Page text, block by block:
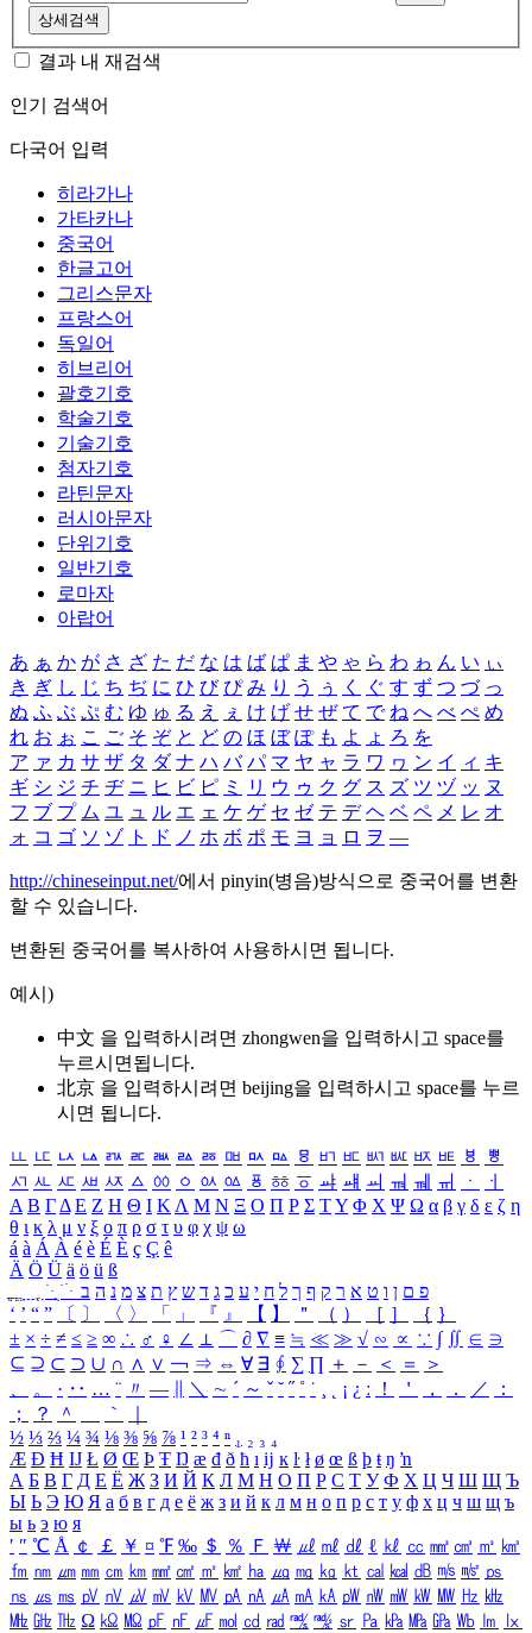
상세검색
결과 내 재검색
인기 검색어
다국어 입력
히라가나
가타카나
중국어
한글고어
그리스문자
프랑스어
독일어
히브리어
괄호기호
학술기호
기술기호
첨자기호
라틴문자
러시아문자
단위기호
일반기호
로마자
아랍어
あ ぁ か が さ ざ た だ な は ば ぱ ま や ゃ ら わ ゎ ん い ぃ
き ぎ し じ ち ぢ に ひ び ぴ み り う ぅ く ぐ す ず つ づ っ
ぬ ふ ぶ ぷ む ゆ ゅ る え ぇ け げ せ ぜ て で ね へ べ ぺ め
れ お ぉ こ ご そ ぞ と ど の ほ ぼ ぽ も よ ょ ろ を
ア ァ カ サ ザ タ ダ ナ ハ バ パ マ ヤ ャ ラ ワ ヮ ン イ ィ キ
ギ シ ジ チ ヂ ニ ヒ ビ ピ ミ リ ウ ゥ ク グ ス ズ ツ ヅ ッ ヌ
フ ブ プ ム ユ ュ ル エ ェ ケ ゲ セ ゼ テ デ ヘ ベ ペ メ レ オ
ォ コ ゴ ソ ゾ ト ド ノ ホ ボ ポ モ ヨ ョ ロ ヲ ―
http://chineseinput.net/에서 pinyin(병음)방식으로 중국어를 변환
할 수 있습니다.
변환된 중국어를 복사하여 사용하시면 됩니다.
예시)
中文 을 입력하시려면 zhongwen을 입력하시고 space를
누르시면됩니다.
北京 을 입력하시려면 beijing을 입력하시고 space를 누르
시면 됩니다.
ㅥ ㅦ ㅧ ㅨ ㅩ ㅪ ㅫ ㅬ ㅭ ㅮ ㅯ ㅰ ㅱ ㅲ ㅳ ㅴ ㅵ ㅶ ㅷ ㅸ
ㅹ
ㅺ ㅻ ㅼ ㅽ ㅾ ㅿ ㆀ ㆁ ㆂ ㆃ ㆄ ㆅ ㆆ ㆇ ㆈ ㆉ ㆊ ㆋ ㆌ ㆍ
ㆎ
Α Β ΓΔ Ε Ζ Η Θ Ι ΚΛ Μ Ν Ξ Ο Π Ρ Σ ΤΥ Φ Χ Ψ Ω α β γ δ ε ζ η
θ ι κ λ μ ν ξ ο π ρ σ τ υ φ χ ψ ω
á à Á À é è É È ç Ç ê
Ä Ö Ü ä ö ü ß
ִֶֹ ֻּ ׁׂ פ ם ן ו ט א ר ק ף ך ל ח י ע כ ג ד ש ץ ת צ מ נ ה ב
‘ ’ “ ” 〔 〕 〈 〉 「 」 『 』 【 】 ＂ （ ） ［ ］ ｛ ｝
± × ÷ ≠ ≤ ≥ ∞ ∴ ♂ ♀ ∠ ⊥ ⌒ ∂ ∇ ≡ ≒ ≪ ≫ √ ∽ ∝ ∵ ∫ ∬ ∈ ∋
⊆ ⊇ ⊂ ⊃ ∪ ∩ ∧ ∨ ￢ ⇒ ⇔ ∀ ∃ ∮ ∑ ∏ ＋ － ＜ ＝
＞
、
。 · ‥ … ¨ 〃 ― ＼ ∼ ´ ～ ˇ ˘ ˝ ˚ ˙ ¸ ¡ ¿ ː ！ ＇ ， ． ／
：
；
？ ＾ ｀
½ ⅓ ⅔ ¼ ¾ ⅛ ⅜ ⅝ ⅞ ¹ ² ³ ⁴ ⁿ ₁ ₂ ₃ ₄
Æ Ð Ħ Ĳ Ł Ø Œ Þ Ŧ Ŋ æ đ ð ħ ı ĳ ĸ ŀ ł ø œ ß þ ŧ ŋ ŉ
А Б В Г Д Е Ё Ж З И Й К Л М Н О П Р С Т У Ф Х Ц Ч Ш Щ Ъ
Ы Ь Э Ю Я а б в г д е ё ж з и й к л м н о п р с т у ф х ц ч ш щ ъ
ы ь э ю я
′ ″ ℃ Å ￠ ￡ ￥ ¤ ℉ ‰ ＄ ％ Ｆ ￦ ㎕ ㎖ ㎗ ℓ ㎘ ㏄ ㎣ ㎤ ㎥ ㎦
㎙ ㎚ ㎛ ㎜ ㎝ ㎞ ㎟ ㎠ ㎡ ㎢ ㏊ ㎍ ㎎ ㎏ ㏏ ㎈ ㎉ ㏈ ㎧ ㎨ ㎰
㎱ ㎲ ㎳ ㎴ ㎵ ㎶ ㎷ ㎸ ㎹ ㎀ ㎁ ㎂ ㎃ ㎄ ㎺ ㎻ ㎽ ㎾ ㎿ ㎐ ㎑
㎒ ㎓ ㎔ Ω ㏀ ㏁ ㎊ ㎋ ㎌ ㏖ ㏅ ㎭ ㎮ ㎯ ㏛ ㎩ ㎪ ㎫ ㎬ ㏝ ㏐
㏓